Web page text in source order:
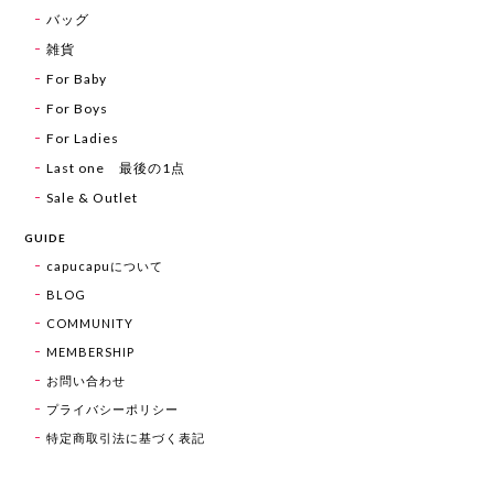
バッグ
雑貨
For Baby
For Boys
For Ladies
Last one 最後の1点
Sale & Outlet
GUIDE
capucapuについて
BLOG
COMMUNITY
MEMBERSHIP
お問い合わせ
プライバシーポリシー
特定商取引法に基づく表記